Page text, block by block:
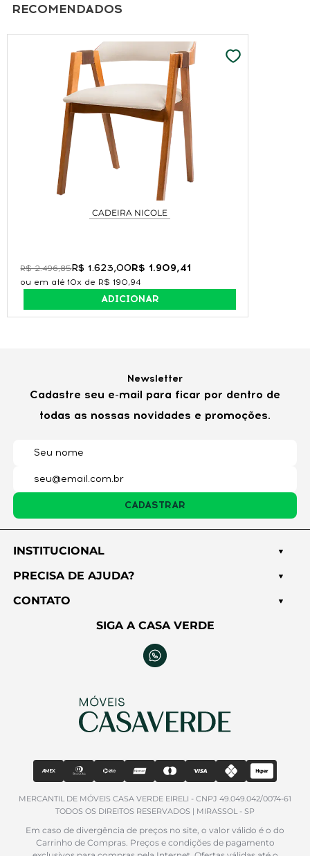
Nome*
Cidade*
Estado*
Nota*
Mostrar E-mail?
ENVIAR AVALIAÇÃO
avaliar!
RECOMENDADOS
CADEIRA NICOLE
R$ 2.496,85R$ 1.623,00R$ 1.909,41
10x de R$ 190,94
ADICIONAR
Newsletter
Cadastre seu e-mail para ficar por dentro de
todas as nossas novidades e promoções.
CADASTRAR
INSTITUCIONAL
PRECISA DE AJUDA?
CONTATO
SIGA A CASA VERDE
MERCANTIL DE MÓVEIS CASA VERDE EIRELI - CNPJ 49.049.042/0074-61
TODOS OS DIREITOS RESERVADOS | MIRASSOL - SP
Em caso de divergência de preços no site, o valor válido é o do
Carrinho de Compras. Preços e condições de pagamento